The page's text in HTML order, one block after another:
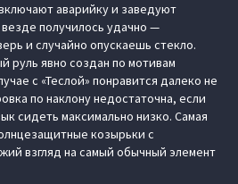
аварийку и заведуют
получилось удачно —
и случайно опускаешь стекло.
руль явно создан по мотивам
с «Теслой» понравится далеко не
по наклону недостаточна, если
сидеть максимально низко. Самая
козырьки с
взгляд на самый обычный элемент